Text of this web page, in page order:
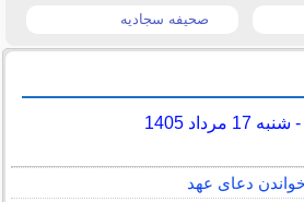
صحیفه سجادیه
مرداد 1405
دعای عهد